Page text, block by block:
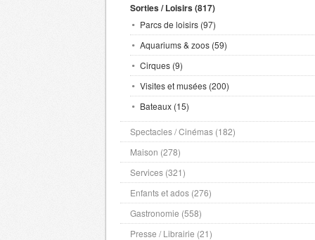
Sorties / Loisirs (817)
Parcs de loisirs (97)
Aquariums & zoos (59)
Cirques (9)
Visites et musées (200)
Bateaux (15)
Spectacles / Cinémas (182)
Maison (278)
Services (321)
Enfants et ados (276)
Gastronomie (558)
Presse / Librairie (21)